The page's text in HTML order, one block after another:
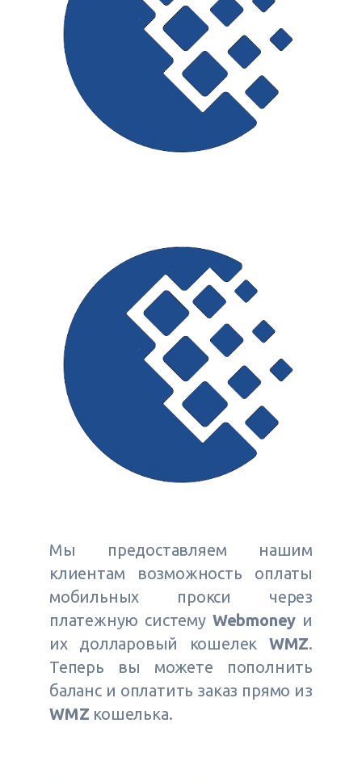
Мы предоставляем нашим
клиентам возможность оплаты
мобильных прокси через
платежную систему Webmoney и
их долларовый кошелек WMZ.
Теперь вы можете пополнить
баланс и оплатить заказ прямо из
WMZ кошелька.